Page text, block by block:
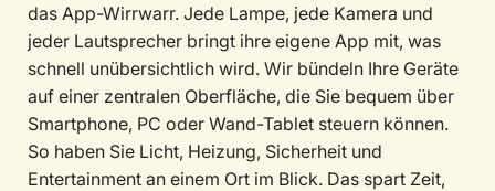
das App-Wirrwarr. Jede Lampe, jede Kamera und
jeder Lautsprecher bringt ihre eigene App mit, was
schnell unübersichtlich wird. Wir bündeln Ihre Geräte
auf einer zentralen Oberfläche, die Sie bequem über
Smartphone, PC oder Wand-Tablet steuern können.
So haben Sie Licht, Heizung, Sicherheit und
Entertainment an einem Ort im Blick. Das spart Zeit,